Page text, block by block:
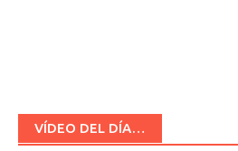
VÍDEO DEL DÍA…